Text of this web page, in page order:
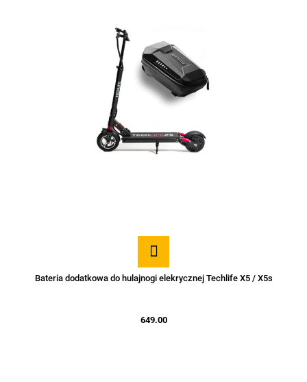
Bateria dodatkowa do hulajnogi elekrycznej Techlife X5 / X5s
649.00